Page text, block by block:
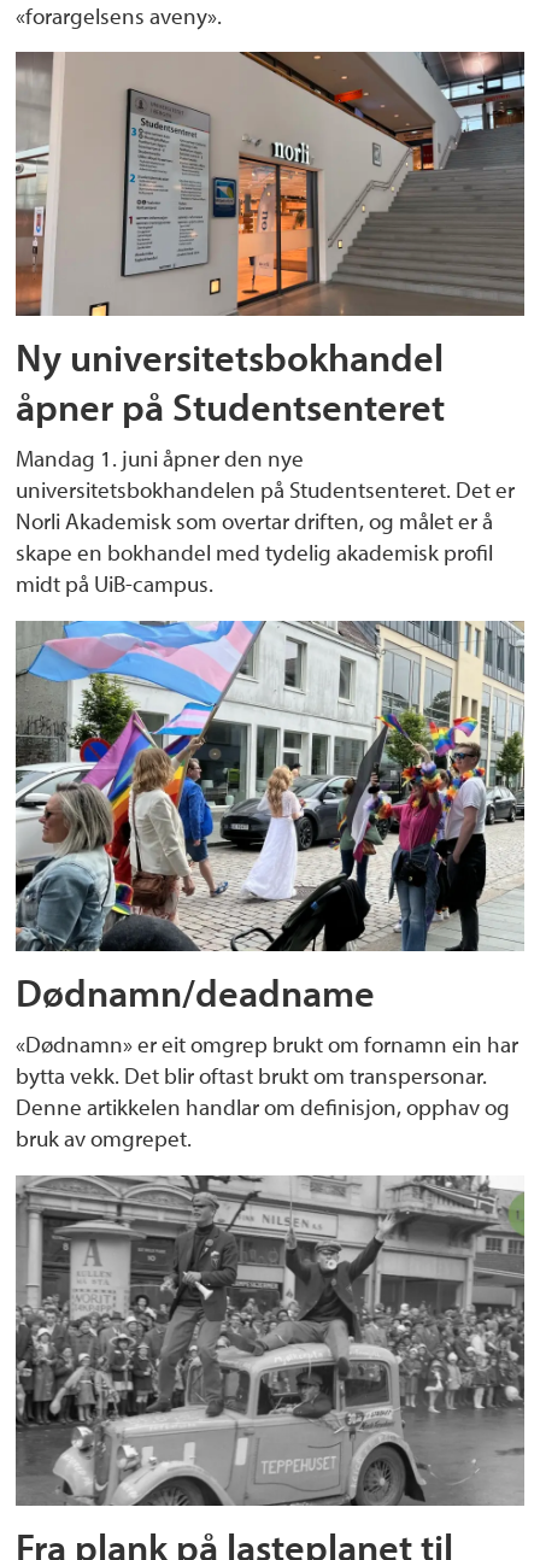
«forargelsens aveny».
Ny universitetsbokhandel
åpner på Studentsenteret
Mandag 1. juni åpner den nye
universitetsbokhandelen på Studentsenteret. Det er
Norli Akademisk som overtar driften, og målet er å
skape en bokhandel med tydelig akademisk profil
midt på UiB-campus.
Dødnamn/deadname
«Dødnamn» er eit omgrep brukt om fornamn ein har
bytta vekk. Det blir oftast brukt om transpersonar.
Denne artikkelen handlar om definisjon, opphav og
bruk av omgrepet.
Fra plank på lasteplanet til